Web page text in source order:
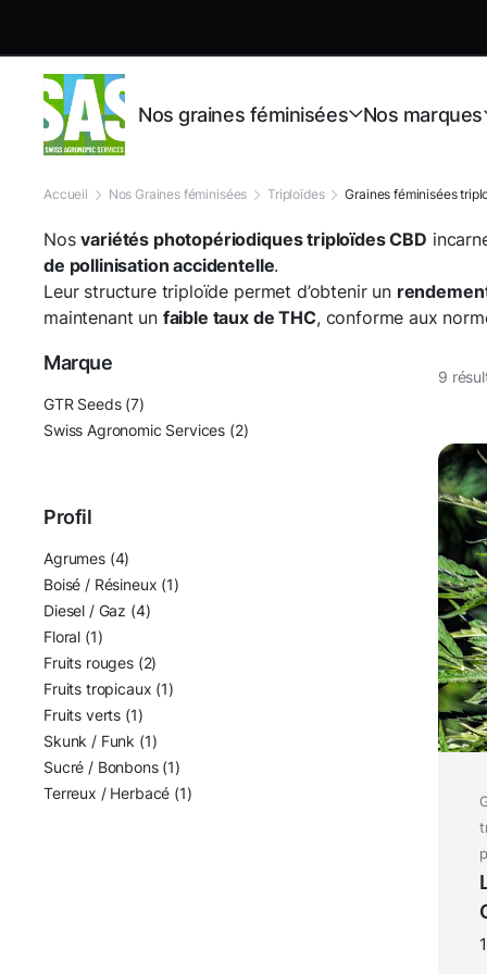
Nos graines féminisées Nos marques
Accueil Nos Graines féminisées Triploïdes Graines féminisées
Nosvariétés photopériodiques triploïdes CBD
de pollinisation accidentelle.
Leur structure triploïde permet d’obtenir un
maintenant un faible taux de THC, conforme aux
9
Marque
GTR Seeds (7)
Swiss Agronomic Services (2)
Profil
Agrumes (4)
Boisé / Résineux (1)
Diesel / Gaz (4)
Floral (1)
Fruits rouges (2)
Fruits tropicaux (1)
Fruits verts (1)
Skunk / Funk (1)
Sucré / Bonbons (1)
Terreux / Herbacé (1)